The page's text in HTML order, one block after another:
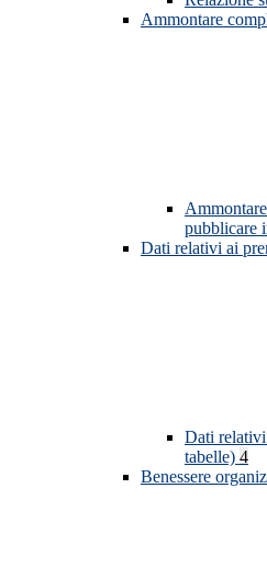
Ammontare
pubblicare
Dati relativi ai
Dati
tabelle) 4
Benessere